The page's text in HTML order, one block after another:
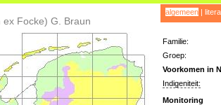
ex Focke) G. Braun
algemeen|
Familie:
Groep:
Voorkomen in
Indigeniteit:
Monitoring